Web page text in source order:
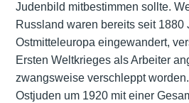
Judenbild mitbestimmen sollte.
Russland waren bereits seit 1880
Ostmitteleuropa eingewandert,
Ersten Weltkrieges als Arbeiter
zwangsweise verschleppt
Ostjuden um 1920 mit einer